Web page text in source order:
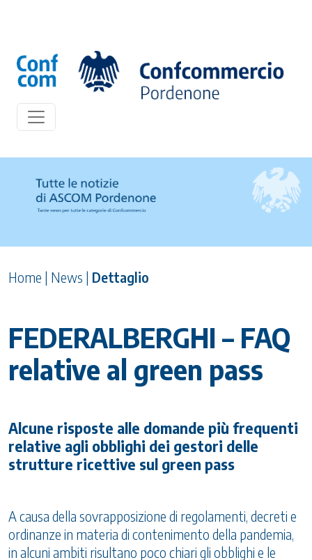
Home | News | Dettaglio
FEDERALBERGHI – FAQ
relative al green pass
Alcune risposte alle domande più frequenti
relative agli obblighi dei gestori delle
strutture ricettive sul green pass
A causa della sovrapposizione di regolamenti, decreti e
ordinanze in materia di contenimento della pandemia,
in alcuni ambiti risultano poco chiari gli obblighi e le